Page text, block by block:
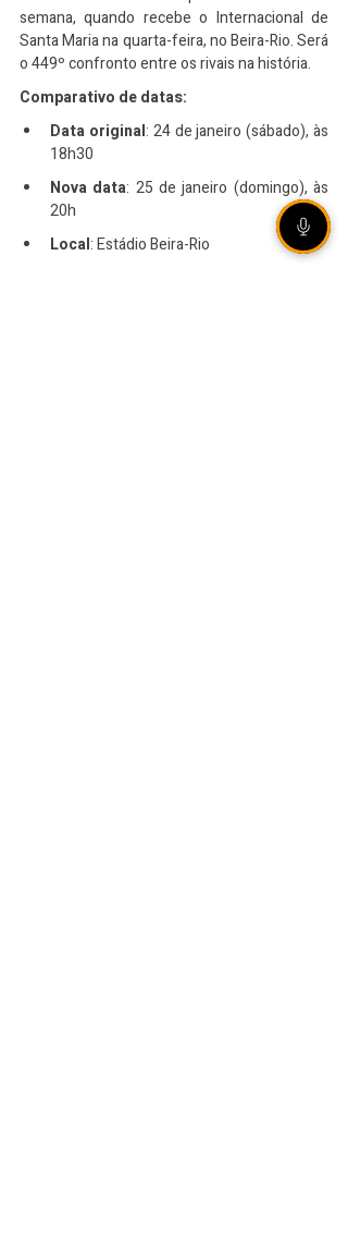
semana, quando recebe o Internacional de
Santa Maria na quarta-feira, no Beira-Rio. Será
o 449º confronto entre os rivais na história.​
Comparativo de datas:
Data original: 24 de janeiro (sábado), às
18h30
Nova data: 25 de janeiro (domingo), às
20h
Local: Estádio Beira-Rio